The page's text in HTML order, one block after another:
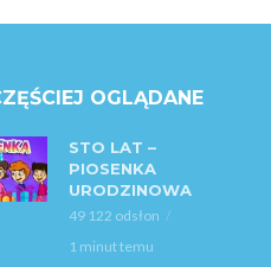
OGLĄDANE
STO LAT –
PIOSENKA
URODZINOWA
49 122 odsłon
1 minut temu